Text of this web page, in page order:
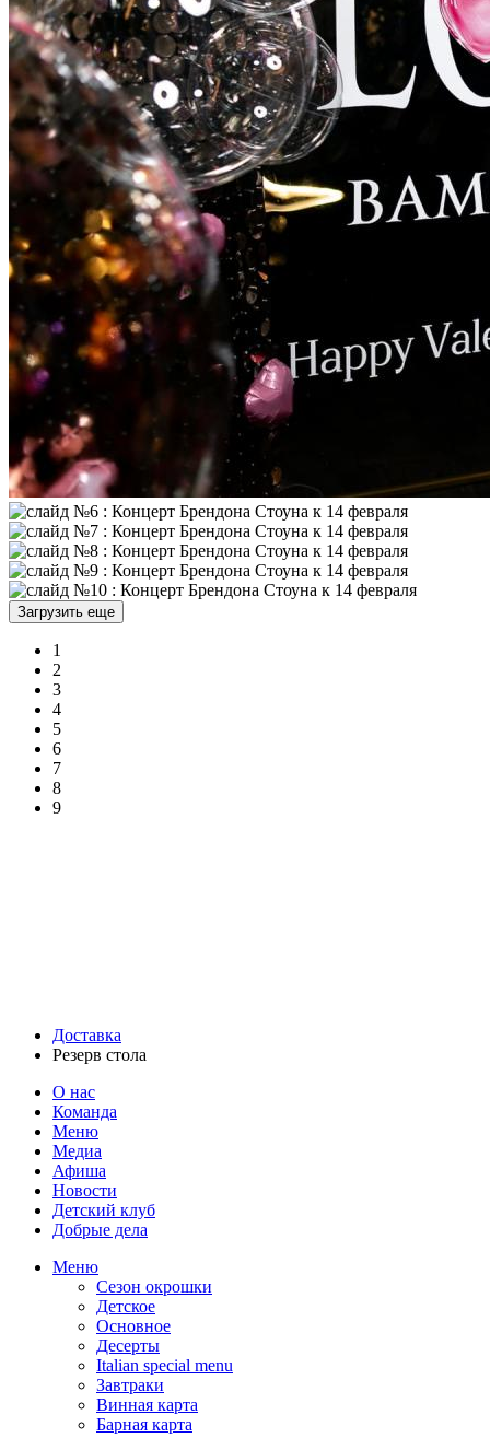
Загрузить еще
1
2
3
4
5
6
7
8
9
Доставка
Резерв стола
О нас
Команда
Меню
Медиа
Афиша
Новости
Детский клуб
Добрые дела
Меню
Сезон окрошки
Детское
Основное
Десерты
Italian special menu
Завтраки
Винная карта
Барная карта